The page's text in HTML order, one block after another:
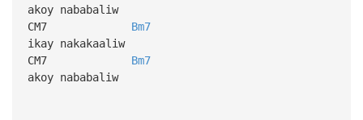
akoy nababaliw
CM7 Bm7
ikay nakakaaliw
CM7 Bm7
akoy nababaliw